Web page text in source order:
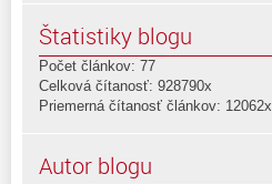
Štatistiky blogu
Počet článkov: 77
Celková čítanosť: 928790x
Priemerná čítanosť článkov: 12062x
Autor blogu